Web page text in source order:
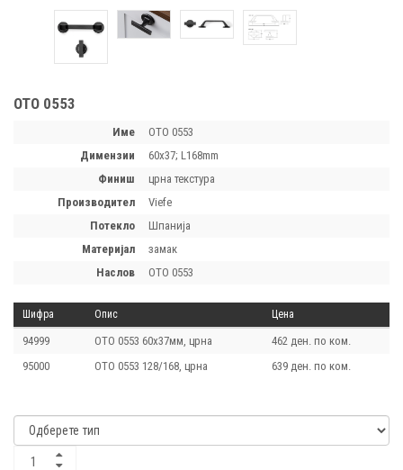
OTO 0553
Име
OTO 0553
димензии
60x37; L168mm
финиш
црна текстура
производител
Viefe
потекло
Шпанија
материјал
замак
наслов
OTO 0553
Шифра Опис Цена
94999 OTO 0553 60х37мм, црна
462 ден. по ком.
95000
OTO 0553 128/168, црна 639 ден. по ком.